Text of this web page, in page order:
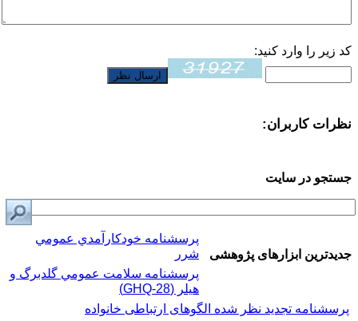
کد زیر را وارد کنید:
نظرات کاربران:
جستجو در سایت
جدیدترین ابزارهای پژوهشی
پرسشنامه خودكارآمدي عمومي
شرر
پرسشنامه سلامت عمومي گلدبرگ و
هیلر (GHQ-28)
پرسشنامه تجدید نظر شده الگوهای ارتباطی خانواده